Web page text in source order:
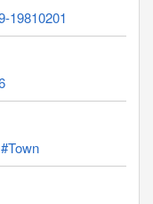
19810201